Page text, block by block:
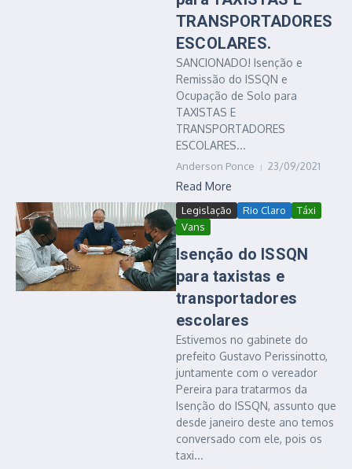
TRANSPORTADORES
ESCOLARES.
SANCIONADO! Isenção e
Remissão do ISSQN e
Ocupação de Solo para
TAXISTAS E
TRANSPORTADORES
ESCOLARES...
Anderson Ponce 23/09/2021
Read More
Legislação Rio Claro
Táxi
Vans
Isenção do ISSQN
para taxistas e
transportadores
escolares
Estivemos no gabinete do
prefeito Gustavo Perissinotto,
juntamente com o vereador
Pereira para tratarmos da
Isenção do ISSQN, assunto que
desde janeiro deste ano temos
conversado com ele, pois os
taxi...